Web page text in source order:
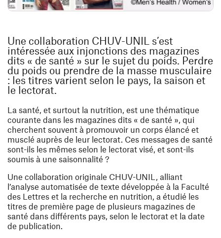
Une collaboration CHUV-UNIL s’est
intéressée aux injonctions des magazines
dits « de santé » sur le sujet du poids. Perdre
du poids ou prendre de la masse musculaire
: les titres varient selon le pays, la saison et
le lectorat.
La santé, et surtout la nutrition, est une thématique
courante dans les magazines dits « de santé », qui
cherchent souvent à promouvoir un corps élancé et
musclé auprès de leur lectorat. Ces messages de santé
sont-ils les mêmes selon le lectorat visé, et sont-ils
soumis à une saisonnalité ?
Une collaboration originale CHUV-UNIL, alliant
l’analyse automatisée de texte développée à la Faculté
des Lettres et la recherche en nutrition, a étudié les
titres de première page de plusieurs magazines de
santé dans différents pays, selon le lectorat et la date
de publication.